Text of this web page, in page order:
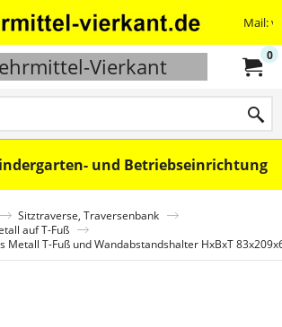
Mail:
Vierkant 0
und Betriebseinrichtung
Sitztraverse, Traversenbank
auf T-Fuß
Metall T-Fuß und Wandabstandshalter HxBxT